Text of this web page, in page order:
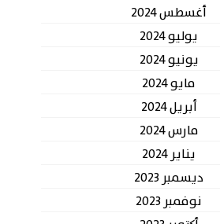
أغسطس 2024
يوليو 2024
يونيو 2024
مايو 2024
أبريل 2024
مارس 2024
يناير 2024
ديسمبر 2023
نوفمبر 2023